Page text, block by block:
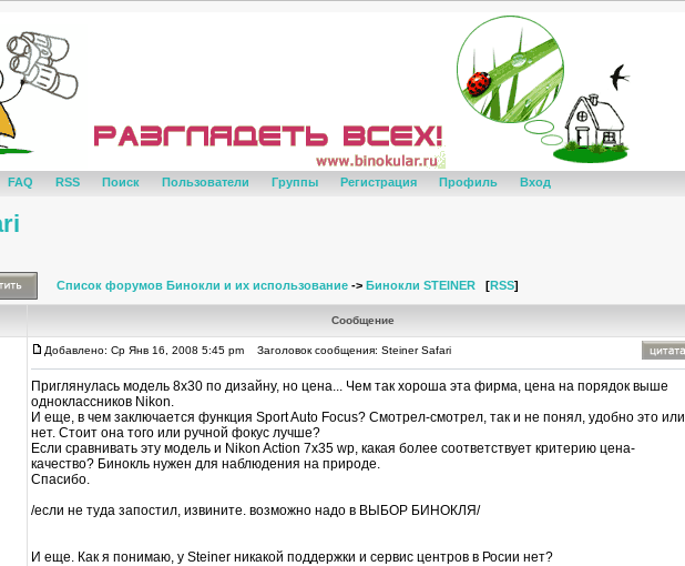
FAQ RSS Поиск Пользователи Группы Регистрация Профиль Вход
Список форумов Бинокли и их использование -> Бинокли STEINER [RSS]
Сообщение
Добавлено: Ср Янв 16, 2008 5:45 pm Заголовок сообщения: Steiner Safari
Приглянулась модель 8х30 по дизайну, но цена... Чем так хороша эта фирма, цена на порядок выше
одноклассников Nikon.
И еще, в чем заключается функция Sport Auto Focus? Смотрел-смотрел, так и не понял, удобно это или
нет. Стоит она того или ручной фокус лучше?
Если сравнивать эту модель и Nikon Action 7x35 wp, какая более соответствует критерию цена-
качество? Бинокль нужен для наблюдения на природе.
Спасибо.
/если не туда запостил, извините. возможно надо в ВЫБОР БИНОКЛЯ/
И еще. Как я понимаю, у Steiner никакой поддержки и сервис центров в Росии нет?